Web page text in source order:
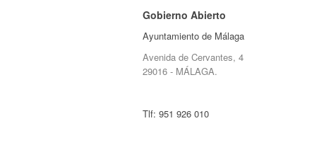
Gobierno Abierto
Ayuntamiento de Málaga
Avenida de Cervantes, 4
29016 - MÁLAGA.
Tlf: 951 926 010